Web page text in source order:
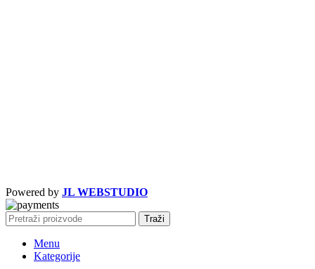
Powered by JL WEBSTUDIO
Traži
Menu
Kategorije